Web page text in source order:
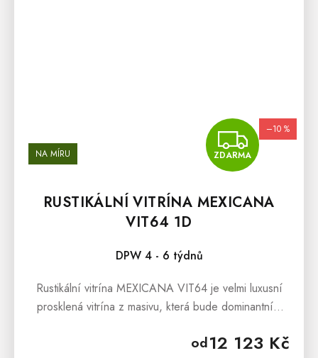
NA MÍRU ZDARMA
–10 %
RUSTIKÁLNÍ VITRÍNA MEXICANA
VIT64 1D
DPW 4 - 6 týdnů
od12 123 Kč
Rustikální vitrína MEXICANA VIT64 je velmi luxusní
prosklená vitrína z masivu, která bude dominantním